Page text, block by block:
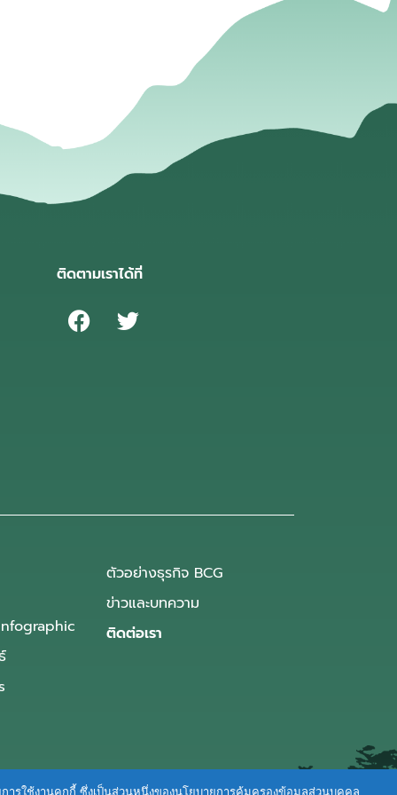
ติดตามเราได้ที่
ตัวอย่างธุรกิจ BCG
ข่าวและบทความ
ติดต่อเรา
ารใช้งานคุกกี้ ซึ่งเป็นส่วนหนึ่งของนโยบายการคุ้มครองข้อมูลส่วนบุคคล